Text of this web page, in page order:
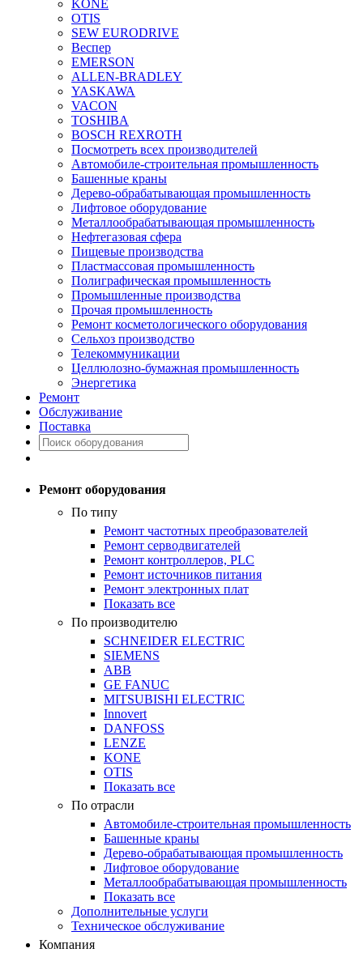
KONE
OTIS
SEW EURODRIVE
Веспер
EMERSON
ALLEN-BRADLEY
YASKAWA
VACON
TOSHIBA
BOSCH REXROTH
Посмотреть всех производителей
Автомобиле-строительная промышленность
Башенные краны
Дерево-обрабатывающая промышленность
Лифтовое оборудование
Металлообрабатывающая промышленность
Нефтегазовая сфера
Пищевые производства
Пластмассовая промышленность
Полиграфическая промышленность
Промышленные производства
Прочая промышленность
Ремонт косметологического оборудования
Сельхоз производство
Телекоммуникации
Целлюлозно-бумажная промышленность
Энергетика
Ремонт
Обслуживание
Поставка
Ремонт оборудования
По типу
Ремонт частотных преобразователей
Ремонт серводвигателей
Ремонт контроллеров, PLC
Ремонт источников питания
Ремонт электронных плат
Показать все
По производителю
SCHNEIDER ELECTRIC
SIEMENS
ABB
GE FANUC
MITSUBISHI ELECTRIC
Innovert
DANFOSS
LENZE
KONE
OTIS
Показать все
По отрасли
Автомобиле-строительная промышленность
Башенные краны
Дерево-обрабатывающая промышленность
Лифтовое оборудование
Металлообрабатывающая промышленность
Показать все
Дополнительные услуги
Техническое обслуживание
Компания